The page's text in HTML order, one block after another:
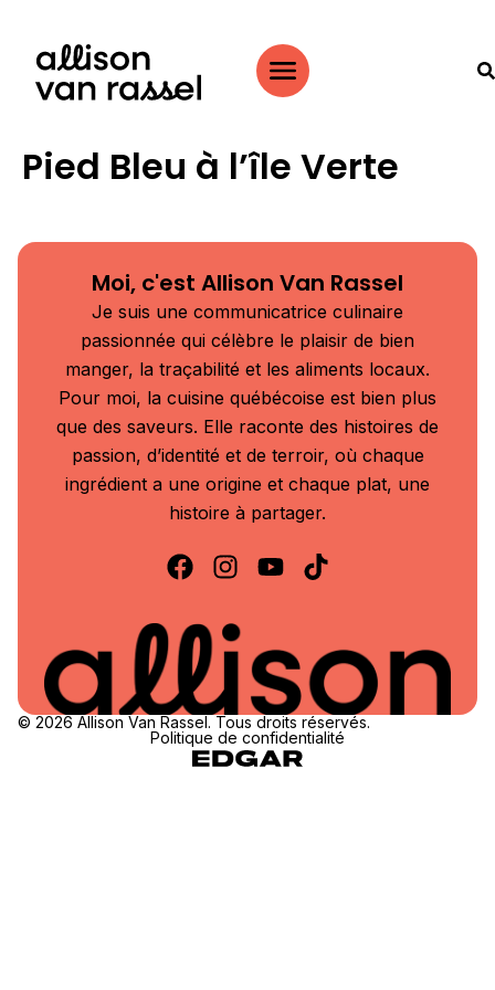
Pied Bleu à l’île Verte
Moi, c'est Allison Van Rassel
Je suis une communicatrice culinaire
passionnée qui célèbre le plaisir de bien
manger, la traçabilité et les aliments locaux.
Pour moi, la cuisine québécoise est bien plus
que des saveurs. Elle raconte des histoires de
passion, d’identité et de terroir, où chaque
ingrédient a une origine et chaque plat, une
histoire à partager.
© 2026 Allison Van Rassel. Tous droits réservés.
Politique de confidentialité